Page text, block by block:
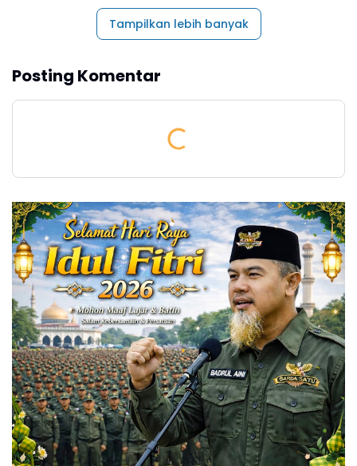
Tampilkan lebih banyak
Posting Komentar